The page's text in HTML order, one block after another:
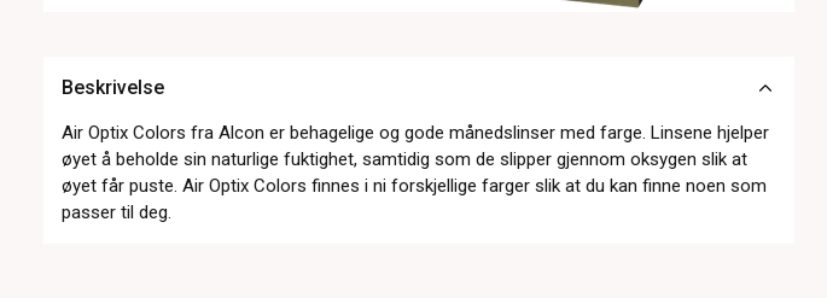
Beskrivelse
Air Optix Colors fra Alcon er behagelige og gode månedslinser med farge. Linsene hjelper
øyet å beholde sin naturlige fuktighet, samtidig som de slipper gjennom oksygen slik at
øyet får puste. Air Optix Colors finnes i ni forskjellige farger slik at du kan finne noen som
passer til deg.